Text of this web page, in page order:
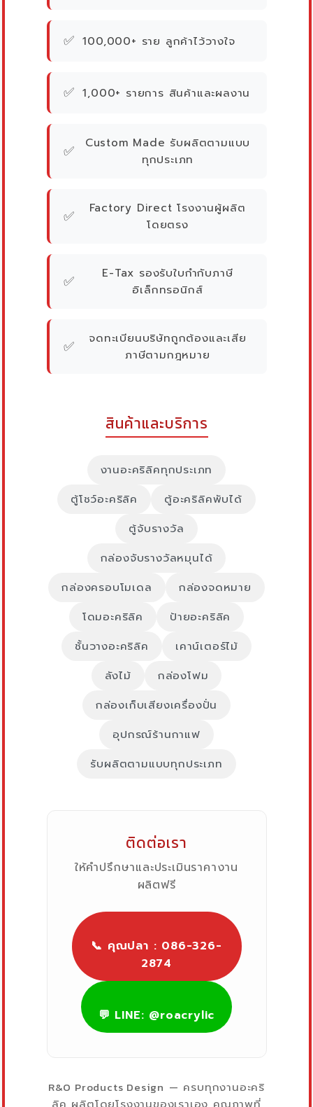
✅ 100,000+ ราย ลูกค้าไว้วางใจ
✅ 1,000+ รายการ สินค้าและผลงาน
✅
Custom Made รับผลิตตามแบบ
ทุกประเภท
✅
Factory Direct โรงงานผู้ผลิต
โดยตรง
✅
E-Tax รองรับใบกำกับภาษี
อิเล็กทรอนิกส์
✅
จดทะเบียนบริษัทถูกต้องและเสีย
ภาษีตามกฎหมาย
สินค้าและบริการ
งานอะคริลิคทุกประเภท
ตู้โชว์อะคริลิค
ตู้อะคริลิคพับได้
ตู้จับรางวัล
กล่องจับรางวัลหมุนได้
กล่องครอบโมเดล
กล่องจดหมาย
โดมอะคริลิค
ป้ายอะคริลิค
ชั้นวางอะคริลิค
เคาน์เตอร์ไม้
ลังไม้
กล่องโฟม
กล่องเก็บเสียงเครื่องปั่น
อุปกรณ์ร้านกาแฟ
รับผลิตตามแบบทุกประเภท
ติดต่อเรา
ให้คำปรึกษาและประเมินราคางาน
ผลิตฟรี
📞 คุณปลา : 086-326-
2874
💬 LINE: @roacrylic
R&O Products Design — ครบทุกงานอะคริ